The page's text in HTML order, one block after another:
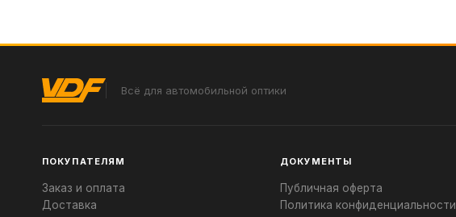
Всё для автомобильной оптики
ПОКУПАТЕЛЯМ
Заказ и оплата
Доставка
ДОКУМЕНТЫ
Публичная оферта
Политика конфиденциальности